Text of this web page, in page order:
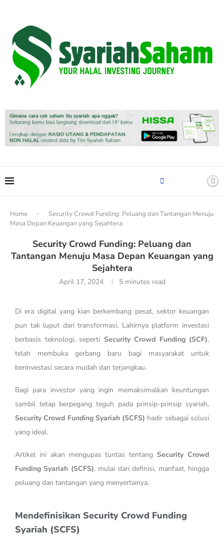
Home -
Security Crowd Funding: Peluang dan Tantangan Menuju
Masa Depan Keuangan yang Sejahtera
Security Crowd Funding: Peluang dan
Tantangan Menuju Masa Depan Keuangan yang
Sejahtera
April 17, 2024 5 minutes read
Di era digital yang kian berkembang pesat, sektor keuangan
pun tak luput dari transformasi. Lahirnya platform investasi
berbasis teknologi, seperti Security Crowd Funding (SCF),
telah membuka gerbang baru bagi masyarakat untuk
berinvestasi secara mudah dan terjangkau.
Bagi para investor yang ingin memaksimalkan keuntungan
sambil tetap berpegang teguh pada prinsip-prinsip syariah,
Security Crowd Funding Syariah (SCFS) hadir sebagai solusi
yang ideal.
Artikel ini akan mengupas tuntas tentang Security Crowd
Funding Syariah (SCFS), mulai dari definisi, manfaat, hingga
peluang dan tantangan yang menyertainya.
Mendefinisikan Security Crowd Funding
Syariah (SCFS)